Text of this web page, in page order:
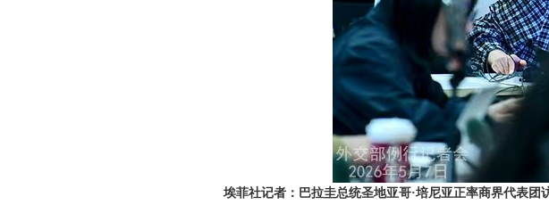
埃菲社记者：巴拉圭总统圣地亚哥·培尼亚正率商界代表